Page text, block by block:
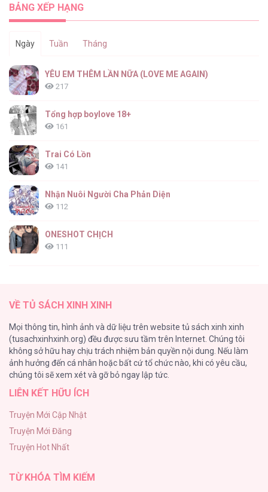
BẢNG XẾP HẠNG
Ngày Tuần Tháng
YÊU EM THÊM LẦN NỮA (LOVE ME AGAIN)
217
Tổng hợp boylove 18+
161
Trai Có Lồn
141
Nhận Nuôi Người Cha Phản Diện
112
ONESHOT CHỊCH
111
98
TUYỂN TẬP: TRAI CÓ LỒN
92
Kiếp Này Ta Sẽ Trở Thành Gia Chủ
Vết Tích Của Ánh Dương
89
VỀ TỦ SÁCH XINH XINH
Mọi thông tin, hình ảnh và dữ liệu trên website tủ sách xinh xinh
(tusachxinhxinh.org) đều được sưu tầm trên Internet. Chúng tôi
không sở hữu hay chịu trách nhiệm bản quyền nội dung. Nếu làm
ảnh hưởng đến cá nhân hoặc bất cứ tổ chức nào, khi có yêu cầu,
chúng tôi sẽ xem xét và gỡ bỏ ngay lập tức.
LIÊN KẾT HỮU ÍCH
Truyện Mới Cập Nhật
Truyện Mới Đăng
Truyện Hot Nhất
TỪ KHÓA TÌM KIẾM